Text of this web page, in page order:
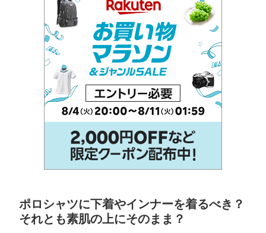
ポロシャツに下着やインナーを着るべき？
それとも素肌の上にそのまま？